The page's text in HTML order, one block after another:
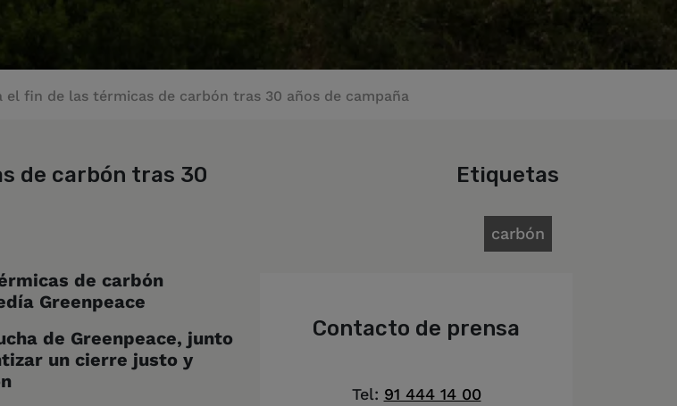
el fin de las térmicas de carbón tras 30 años de campaña
de carbón tras 30
de carbón
Greenpeace
de Greenpeace, junto
un cierre justo y
Etiquetas
carbón
Contacto de prensa
Tel: 91 444 14 00